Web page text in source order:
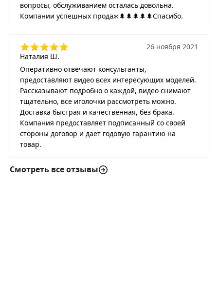
вопросы, обслуживанием осталась довольна.
Компании успешных продаж🌲🌲🌲🌲🌲Спасибо.
Наталия Ш.
26 ноября 2021
Оперативно отвечают консультанты,
предоставляют видео всех интересующих моделей.
Рассказывают подробно о каждой, видео снимают
тщательно, все иголочки рассмотреть можно.
Доставка быстрая и качественная, без брака.
Компания предоставляет подписанный со своей
стороны договор и дает годовую гарантию на
товар.
Смотреть все отзывы